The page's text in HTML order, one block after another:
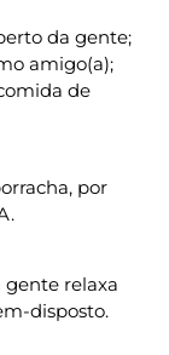
da gente;
amigo(a);
de
por
gente relaxa
disposto.